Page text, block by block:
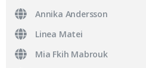
Annika Andersson
Linea Matei
Mia Fkih Mabrouk